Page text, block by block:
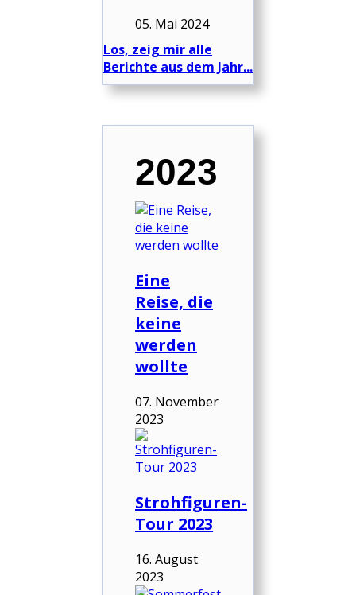
05. Mai 2024
Los, zeig mir alle
Berichte aus dem Jahr...
2023
Eine
Reise, die
keine
werden
wollte
07. November
2023
Strohfiguren-
Tour 2023
16. August
2023